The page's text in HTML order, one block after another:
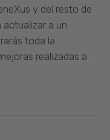
y del resto de
actualizar a un
toda la
realizadas a